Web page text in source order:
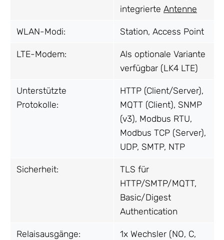
integrierte Antenne
WLAN-Modi: Station, Access Point
LTE-Modem:
Als optionale Variante
verfügbar (LK4 LTE)
Unterstützte
Protokolle:
HTTP (Client/Server),
MQTT (Client), SNMP
(v3), Modbus RTU,
Modbus TCP (Server),
UDP, SMTP, NTP
Sicherheit:
TLS für
HTTP/SMTP/MQTT,
Basic/Digest
Authentication
Relaisausgänge:
1x Wechsler (NO, C,